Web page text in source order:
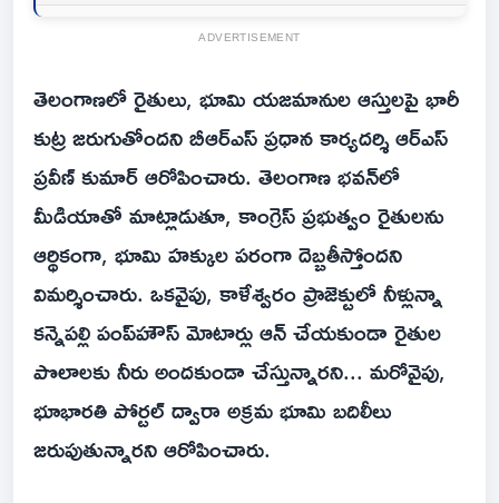
ADVERTISEMENT
తెలంగాణలో రైతులు, భూమి యజమానుల ఆస్తులపై భారీ
కుట్ర జరుగుతోందని బీఆర్‌ఎస్ ప్రధాన కార్యదర్శి ఆర్‌ఎస్
ప్రవీణ్ కుమార్ ఆరోపించారు. తెలంగాణ భవన్‌లో
మీడియాతో మాట్లాడుతూ, కాంగ్రెస్ ప్రభుత్వం రైతులను
ఆర్థికంగా, భూమి హక్కుల పరంగా దెబ్బతీస్తోందని
విమర్శించారు. ఒకవైపు, కాళేశ్వరం ప్రాజెక్టులో నీళ్లున్నా
కన్నెపల్లి పంప్‌హౌస్ మోటార్లు ఆన్ చేయకుండా రైతుల
పొలాలకు నీరు అందకుండా చేస్తున్నారని... మరోవైపు,
భూభారతి పోర్టల్ ద్వారా అక్రమ భూమి బదిలీలు
జరుపుతున్నారని ఆరోపించారు.